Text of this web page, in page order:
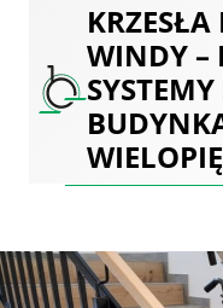
WINDY –